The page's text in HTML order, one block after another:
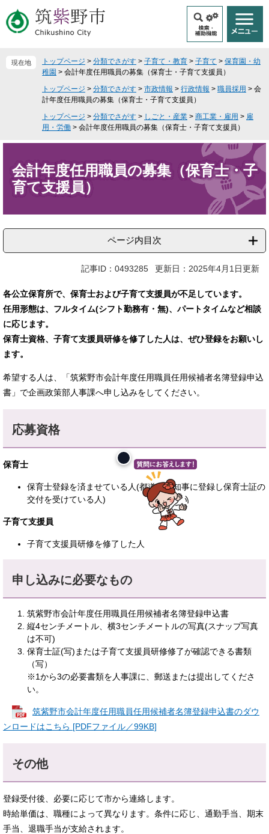
ー
ジ
ニ
ュ
へ
現在地 トップページ > 分類でさがす > 子育て・教育 > 子育て > 保育園・幼
稚園 > 会計年度任用職員の募集（保育士・子育て支援員）
トップページ > 分類でさがす > 市政情報 > 行政情報 > 職員採用 > 会
計年度任用職員の募集（保育士・子育て支援員）
トップページ > 分類でさがす > しごと・産業 > 商工業・雇用 > 雇
用・労働 > 会計年度任用職員の募集（保育士・子育て支援員）
会計年度任用職員の募集（保育士・子
育て支援員）
ページ内目次
記事ID：0493285 更新日：2025年4月1日更新
各公立保育所で、保育士および子育て支援員が不足しています。
任用形態は、フルタイム(シフト勤務有・無)、パートタイムなど相談
に応じます。
保育士資格、子育て支援員研修を修了した人は、ぜひ登録をお願いし
ます。
希望する人は、「筑紫野市会計年度任用職員任用候補者名簿登録申込
書」で企画政策部人事課へ申し込みをしてください。
応募資格
保育士
保育士登録を済ませている人(都道府県知事に登録し保育士証の
交付を受けている人)
子育て支援員
子育て支援員研修を修了した人
申し込みに必要なもの
筑紫野市会計年度任用職員任用候補者名簿登録申込書
縦4センチメートル、横3センチメートルの写真(スナップ写真
は不可)
保育士証(写)または子育て支援員研修修了が確認できる書類
（写）
※1から3の必要書類を人事課に、郵送または提出してくださ
い。
筑紫野市会計年度任用職員任用候補者名簿登録申込書のダウ
ンロードはこちら [PDFファイル／99KB]
その他
登録受付後、必要に応じて市から連絡します。
時給単価は、職種によって異なります。条件に応じ、通勤手当、期末
手当、退職手当が支給されます。